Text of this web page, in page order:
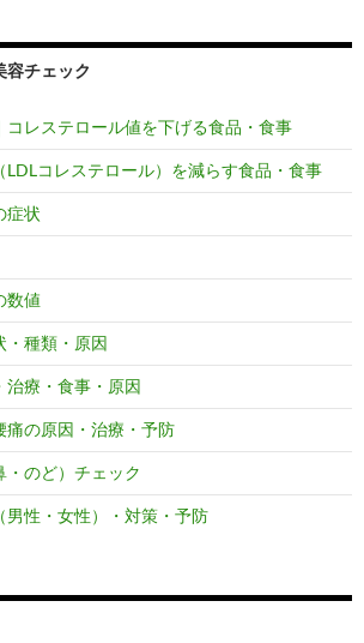
容チェック
コレステロール値を下げる食品・食事
コレステロール）を減らす食品・食事
症状
数値
・種類・原因
治療・食事・原因
痛の原因・治療・予防
のど）チェック
男性・女性）・対策・予防